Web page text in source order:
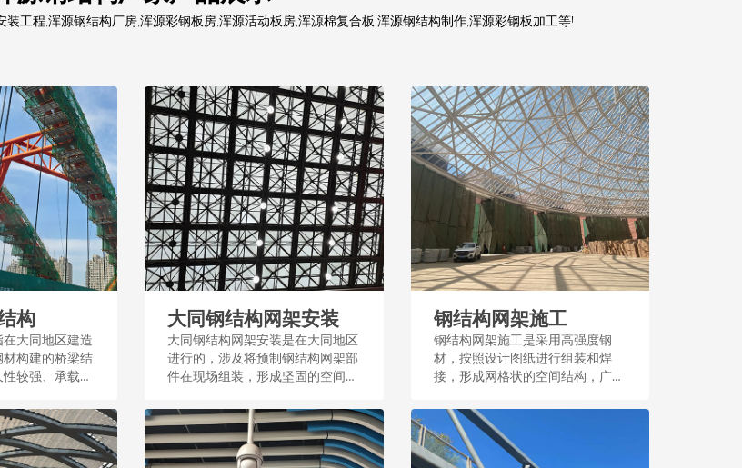
工程,浑源钢结构厂房,浑源彩钢板房,浑源活动板房,浑源棉复合板,浑源钢结构制作,浑源彩钢板加工等!
构
大同地区建造
构建的桥梁结
较强、承载能
大同钢结构网架安装
大同钢结构网架安装是在大同地区
进行的，涉及将预制钢结构网架部
件在现场组装，形成坚固的空间结
筑。...
钢结构网架施工
钢结构网架施工是采用高强度钢
材，按照设计图纸进行组装和焊
接，形成网格状的空间结构，广泛
过程注重精度和稳定性。...